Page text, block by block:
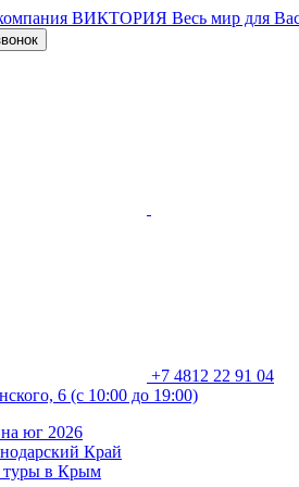
Весь мир для
+7 4812 22 91 04
6 (с 10:00 до 19:00)
юг 2026
Край
туры в Крым